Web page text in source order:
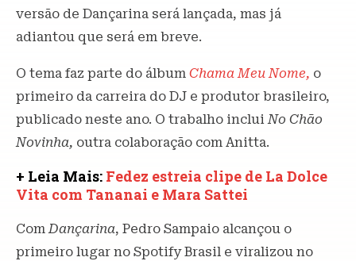
versão de Dançarina será lançada, mas já
adiantou que será em breve.
O tema faz parte do álbum Chama Meu Nome, o
primeiro da carreira do DJ e produtor brasileiro,
publicado neste ano. O trabalho incluiNo Chão
Novinha, outra colaboração com Anitta.
+ Leia Mais: Fedez estreia clipe de La Dolce
Vita com Tananai e Mara Sattei
ComDançarina, Pedro Sampaio alcançou o
primeiro lugar no Spotify Brasil e viralizou no